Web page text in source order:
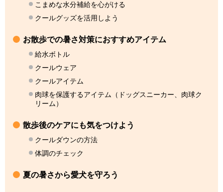
こまめな水分補給を心がける
クールグッズを活用しよう
お散歩での暑さ対策におすすめアイテム
給水ボトル
クールウェア
クールアイテム
肉球を保護するアイテム（ドッグスニーカー、肉球ク
リーム）
散歩後のケアにも気をつけよう
クールダウンの方法
体調のチェック
夏の暑さから愛犬を守ろう